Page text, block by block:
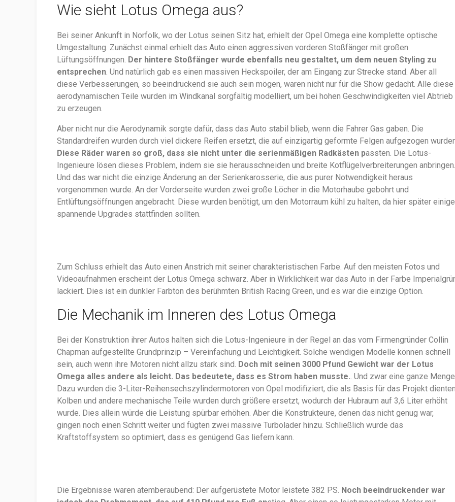
Wie sieht Lotus Omega aus?
Bei seiner Ankunft in Norfolk, wo der Lotus seinen Sitz hat, erhielt der Opel Omega eine komplette optische
Umgestaltung. Zunächst einmal erhielt das Auto einen aggressiven vorderen Stoßfänger mit großen
Lüftungsöffnungen. Der hintere Stoßfänger wurde ebenfalls neu gestaltet, um dem neuen Styling zu
entsprechen . Und natürlich gab es einen massiven Heckspoiler, der am Eingang zur Strecke stand. Aber all
diese Verbesserungen, so beeindruckend sie auch sein mögen, waren nicht nur für die Show gedacht. Alle diese
aerodynamischen Teile wurden im Windkanal sorgfältig modelliert, um bei hohen Geschwindigkeiten viel Abtrieb
zu erzeugen.
Aber nicht nur die Aerodynamik sorgte dafür, dass das Auto stabil blieb, wenn die Fahrer Gas gaben. Die
Standardreifen wurden durch viel dickere Reifen ersetzt, die auf einzigartig geformte Felgen aufgezogen
Diese Räder waren so groß, dass sie nicht unter die serienmäßigen Radkästen passten. Die Lotus-
Ingenieure lösen dieses Problem, indem sie sie herausschneiden und breite Kotflügelverbreiterungen anbringen.
Und das war nicht die einzige Änderung an der Serienkarosserie, die aus purer Notwendigkeit heraus
vorgenommen wurde. An der Vorderseite wurden zwei große Löcher in die Motorhaube gebohrt und
Entlüftungsöffnungen angebracht. Diese wurden benötigt, um den Motorraum kühl zu halten, da hier später einige
spannende Upgrades stattfinden sollten.
Zum Schluss erhielt das Auto einen Anstrich mit seiner charakteristischen Farbe. Auf den meisten Fotos und
Videoaufnahmen erscheint der Lotus Omega schwarz. Aber in Wirklichkeit war das Auto in der Farbe
lackiert. Dies ist ein dunkler Farbton des berühmten British Racing Green, und es war die einzige Option.
Die Mechanik im Inneren des Lotus Omega
Bei der Konstruktion ihrer Autos halten sich die Lotus-Ingenieure in der Regel an das vom Firmengründer Collin
Chapman aufgestellte Grundprinzip – Vereinfachung und Leichtigkeit. Solche wendigen Modelle können schnell
sein, auch wenn ihre Motoren nicht allzu stark sind. Doch mit seinen 3000 Pfund Gewicht war der Lotus
Omega alles andere als leicht. Das bedeutete, dass es Strom haben musste. . Und zwar eine ganze
Dazu wurden die 3-Liter-Reihensechszylindermotoren von Opel modifiziert, die als Basis für das Projekt
Kolben und andere mechanische Teile wurden durch größere ersetzt, wodurch der Hubraum auf 3,6 Liter erhöht
wurde. Dies allein würde die Leistung spürbar erhöhen. Aber die Konstrukteure, denen das nicht genug war,
gingen noch einen Schritt weiter und fügten zwei massive Turbolader hinzu. Schließlich wurde das
Kraftstoffsystem so optimiert, dass es genügend Gas liefern kann.
Die Ergebnisse waren atemberaubend: Der aufgerüstete Motor leistete 382 PS. Noch beeindruckender war